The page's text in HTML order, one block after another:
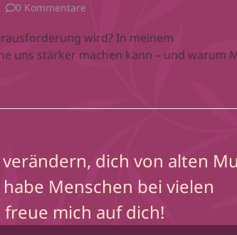
0 Kommentare
wird? In meinem
uns stärker machen kann – und warum
dich von alten
Menschen bei vielen
mich auf dich!